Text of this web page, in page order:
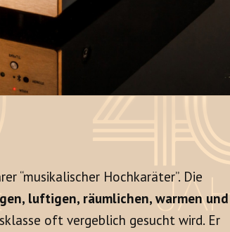
“musikalischer Hochkaräter”. Die
luftigen, räumlichen, warmen und
oft vergeblich gesucht wird. Er